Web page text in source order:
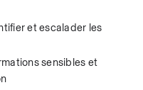
et escalader les
sensibles et